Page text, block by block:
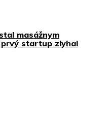
masážnym
startup zlyhal